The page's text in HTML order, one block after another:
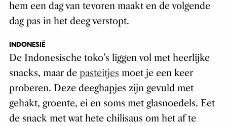
hem een dag van tevoren maakt en de volgende
dag pas in het deeg verstopt.
INDONESIË
De Indonesische toko’s liggen vol met heerlijke
snacks, maar de pasteitjes moet je een keer
proberen. Deze deeghapjes zijn gevuld met
gehakt, groente, ei en soms met glasnoedels. Eet
de snack met wat hete chilisaus om het af te